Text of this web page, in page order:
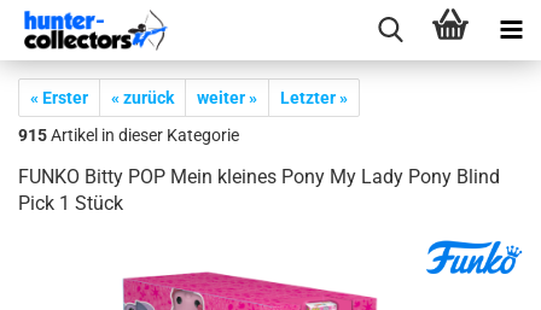
« Erster « zurück weiter »
Letzter »
915Artikel in dieser Kategorie
FUNKO Bitty POP Mein klei­nes Pony My Lady Pony Blind
Pick 1 Stück